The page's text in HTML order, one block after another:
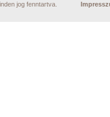
jog fenntartva.